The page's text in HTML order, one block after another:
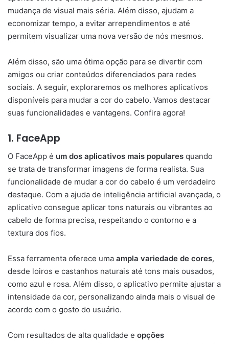
mudança de visual mais séria. Além disso, ajudam a
economizar tempo, a evitar arrependimentos e até
permitem visualizar uma nova versão de nós mesmos.
Além disso, são uma ótima opção para se divertir com
amigos ou criar conteúdos diferenciados para redes
sociais. A seguir, exploraremos os melhores aplicativos
disponíveis para mudar a cor do cabelo. Vamos destacar
suas funcionalidades e vantagens. Confira agora!
1. FaceApp
O FaceApp é um dos aplicativos mais populares quando
se trata de transformar imagens de forma realista. Sua
funcionalidade de mudar a cor do cabelo é um verdadeiro
destaque. Com a ajuda de inteligência artificial avançada, o
aplicativo consegue aplicar tons naturais ou vibrantes ao
cabelo de forma precisa, respeitando o contorno e a
textura dos fios.
Essa ferramenta oferece uma ampla variedade de cores,
desde loiros e castanhos naturais até tons mais ousados,
como azul e rosa. Além disso, o aplicativo permite ajustar a
intensidade da cor, personalizando ainda mais o visual de
acordo com o gosto do usuário.
Com resultados de alta qualidade e opções